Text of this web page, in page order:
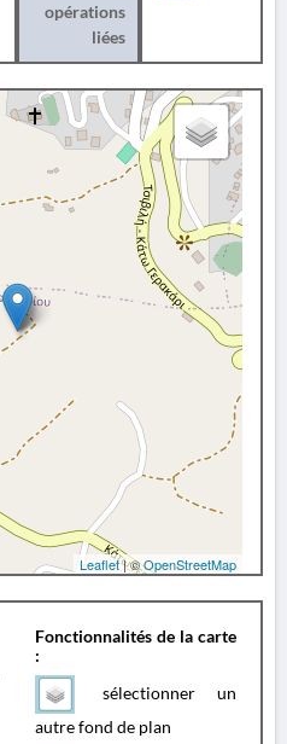
opérations
liées
Leaflet| ©OpenStreetMap
Fonctionnalités de la carte
:
sélectionner un
autre fond de plan